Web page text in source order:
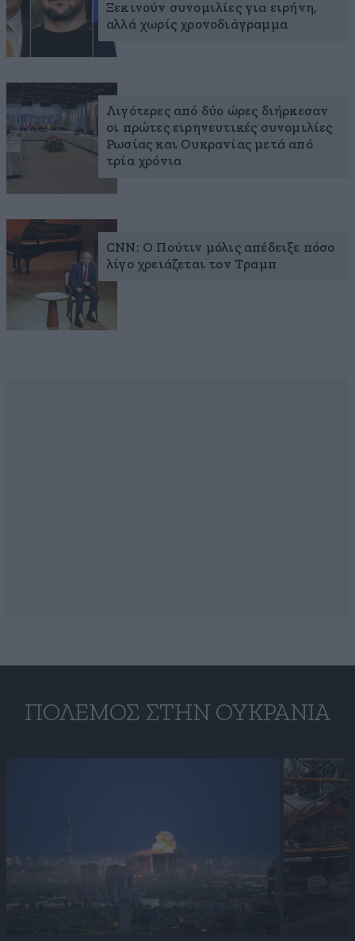
Ξεκινούν συνομιλίες για ειρήνη,
αλλά χωρίς χρονοδιάγραμμα
Λιγότερες από δύο ώρες διήρκεσαν
οι πρώτες ειρηνευτικές συνομιλίες
Ρωσίας και Ουκρανίας μετά από
τρία χρόνια
CNN: Ο Πούτιν μόλις απέδειξε πόσο
λίγο χρειάζεται τον Τραμπ
ΠΌΛΕΜΟΣ ΣΤΗΝ ΟΥΚΡΑΝΊΑ